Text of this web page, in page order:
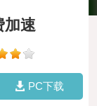
加速
PC下载